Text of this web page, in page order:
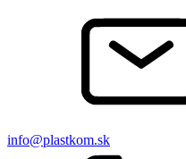
info@plastkom.sk